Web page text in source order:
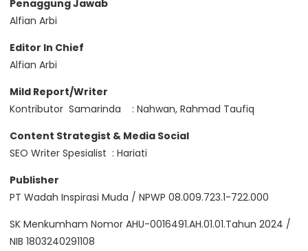
Penaggung Jawab
Alfian Arbi
Editor In Chief
Alfian Arbi
Mild Report/Writer
Kontributor Samarinda : Nahwan, Rahmad Taufiq
Content Strategist & Media Social
SEO Writer Spesialist : Hariati
Publisher
PT Wadah Inspirasi Muda / NPWP 08.009.723.1-722.000
SK Menkumham Nomor AHU-0016491.AH.01.01.Tahun 2024 /
NIB 1803240291108